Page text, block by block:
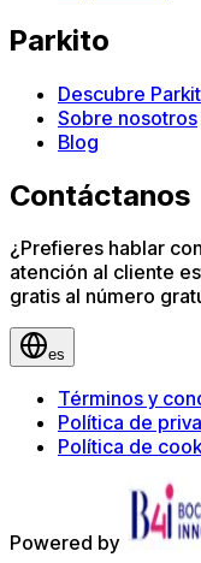
Parkito
Descubre
Sobre nosotros
Blog
Contáctanos
¿Prefieres hablar
atención al cliente
gratis al número
es
Términos y
Política de
Política de
Powered by